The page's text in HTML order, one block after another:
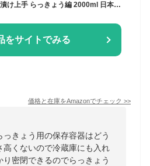
東洋佐々木ガラス 保存容器 漬け上手 らっきょう編 2000ml 日本製 漬物容器 ガラス容器 保存瓶 らっきょう 梅酒 瓶 果実酒 漬物 ガラス I-77823-R-C-JAN
をサイトでみる
価格と在庫をAmazonでチェック >>
きょう用の保存容器はどう
高くないので冷蔵庫にも入れ
密閉できるのでらっきょう